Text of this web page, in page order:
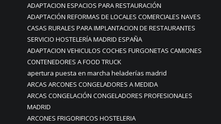
ADAPTACION ESPACIOS PARA RESTAURACIÓN
ADAPTACIÓN REFORMAS DE LOCALES COMERCIALES NAVES
CASAS RURALES PARA IMPLANTACION DE RESTAURANTES
SERVICIO HOSTELERÍA MADRID ESPAÑA
ADAPTACION VEHICULOS COCHES FURGONETAS CAMIONES
CONTENEDORES A FOOD TRUCK
apertura puesta en marcha heladerías madrid
ARCAS ARCONES CONGELADORES A MEDIDA
ARCAS CONGELACIÓN CONGELADORES PROFESIONALES
MADRID
ARCONES FRIGORIFICOS HOSTELERIA